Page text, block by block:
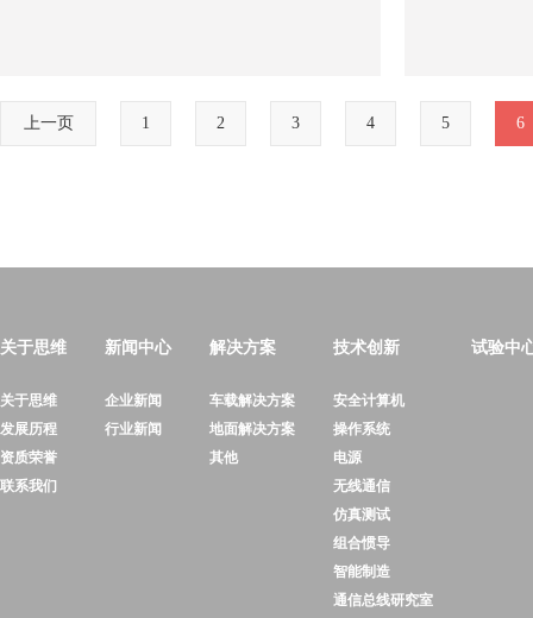
上一页 1 2 3 4 5 6
关于思维
关于思维
发展历程
资质荣誉
联系我们
新闻中心
企业新闻
行业新闻
解决方案
车载解决方案
地面解决方案
其他
技术创新
安全计算机
操作系统
电源
无线通信
仿真测试
组合惯导
智能制造
通信总线研究室
试验中